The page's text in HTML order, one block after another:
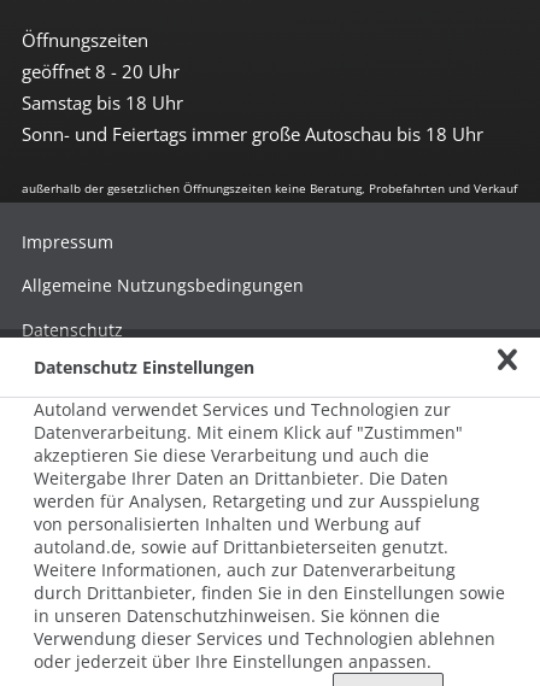
Öffnungszeiten
geöffnet 8 - 20 Uhr
Samstag bis 18 Uhr
Sonn- und Feiertags immer große Autoschau bis 18 Uhr
außerhalb der gesetzlichen Öffnungszeiten keine Beratung, Probefahrten und Verkauf
© 2026 AUTOLAND 24 SE & Co. Betriebs KG
Werner-von-Siemens-Str. 2, 06796 Brehna, Deutschland
Impressum
Allgemeine Nutzungsbedingungen
Datenschutz
Hinweisgebersystem nach HinSchG
Beschwerde nach LkSG
Grundsatzerklärung zum LkSG
Datenschutz Einstellungen
Autoland verwendet Services und Technologien zur
Datenverarbeitung. Mit einem Klick auf "Zustimmen"
akzeptieren Sie diese Verarbeitung und auch die
Weitergabe Ihrer Daten an Drittanbieter. Die Daten
werden für Analysen, Retargeting und zur Ausspielung
von personalisierten Inhalten und Werbung auf
autoland.de, sowie auf Drittanbieterseiten genutzt.
Weitere Informationen, auch zur Datenverarbeitung
durch Drittanbieter, finden Sie in den Einstellungen sowie
in unseren Datenschutzhinweisen. Sie können die
Verwendung dieser Services und Technologien ablehnen
oder jederzeit über Ihre Einstellungen anpassen.